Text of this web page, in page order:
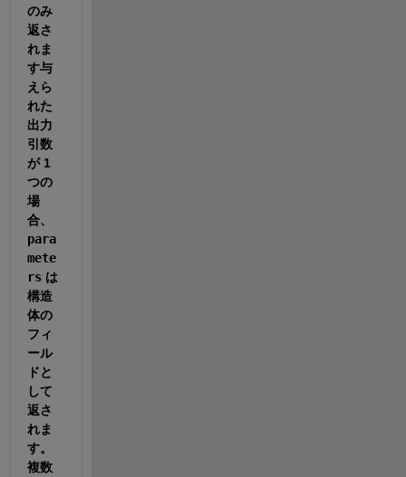
のみ
返さ
れま
す与
えら
れた
出力
引数
が 1
つの
場
合、
para
mete
rs は
構造
体の
フィ
ール
ドと
して
返さ
れま
す。
複数